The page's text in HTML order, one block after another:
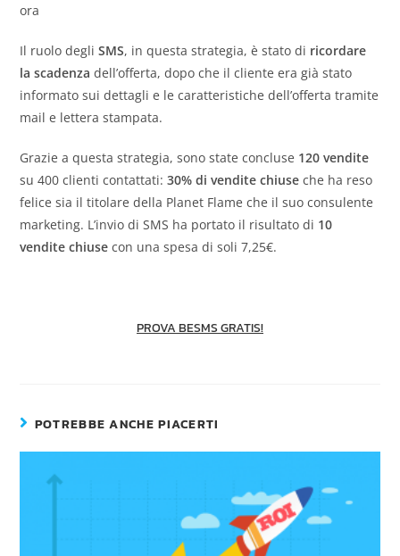
ora
Il ruolo degliSMS, in questa strategia, è stato di ricordare
la scadenza dell’offerta, dopo che il cliente era già stato
informato sui dettagli e le caratteristiche dell’offerta tramite
mail e lettera stampata.
Grazie a questa strategia, sono state concluse 120 vendite
su 400 clienti contattati:30% di vendite chiuse che ha reso
felice sia il titolare della Planet Flame che il suo consulente
marketing. L’invio di SMS ha portato il risultato di 10
vendite chiuse con una spesa di soli 7,25€.
PROVA BESMS GRATIS!
POTREBBE ANCHE PIACERTI